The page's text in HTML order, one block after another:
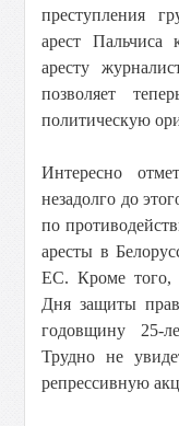
преступления
арест Пальчиса
аресту
позволяет
политическую
Интересно
незадолго до
по
аресты в
ЕС. Кроме того,
Дня защиты
годовщину 25-
Трудно не
репрессивную